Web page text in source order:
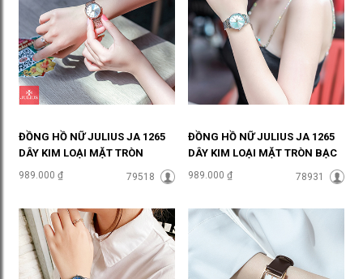
ĐỒNG HỒ NỮ JULIUS JA 1265
DÂY KIM LOẠI MẶT TRÒN
VÀNG SANG
989.000 ₫ 79518
ĐỒNG HỒ NỮ JULIUS JA 1265
DÂY KIM LOẠI MẶT TRÒN BẠC
HIỆN ĐẠI ĐHĐ36401
989.000 ₫ 78931